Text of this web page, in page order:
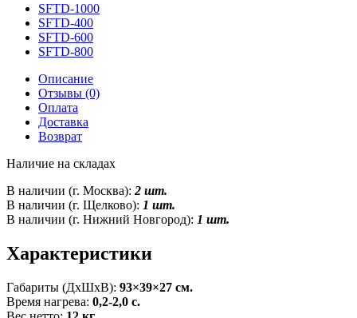
SFTD-1000
SFTD-400
SFTD-600
SFTD-800
Описание
Отзывы (0)
Оплата
Доставка
Возврат
Наличие на складах
В наличии (г. Москва): 2 шт.
В наличии (г. Щелково): 1 шт.
В наличии (г. Нижний Новгород): 1 шт.
Характеристики
Габариты (ДxШxВ): 93×39×27 см.
Время нагрева: 0,2-2,0 с.